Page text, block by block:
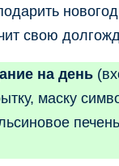
свою
на день
маску